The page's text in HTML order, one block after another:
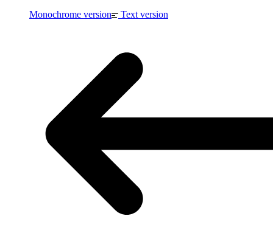
Monochrome version Text version